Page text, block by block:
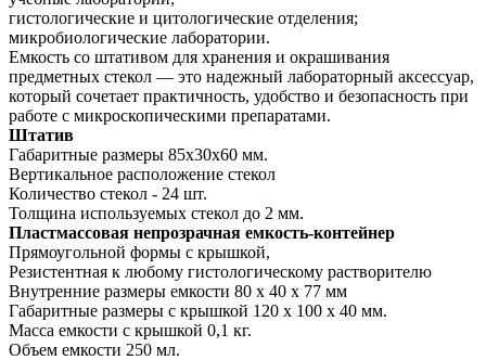
гистологические и цитологические отделения;
микробиологические лаборатории.
Емкость со штативом для хранения и окрашивания
предметных стекол — это надежный лабораторный аксессуар,
который сочетает практичность, удобство и безопасность при
работе с микроскопическими препаратами.
Штатив
Габаритные размеры 85х30х60 мм.
Вертикальное расположение стекол
Количество стекол - 24 шт.
Толщина используемых стекол до 2 мм.
Пластмассовая непрозрачная емкость-контейнер
Прямоугольной формы с крышкой,
Резистентная к любому гистологическому растворителю
Внутренние размеры емкости 80 х 40 х 77 мм
Габаритные размеры с крышкой 120 х 100 х 40 мм.
Масса емкости с крышкой 0,1 кг.
Объем емкости 250 мл.